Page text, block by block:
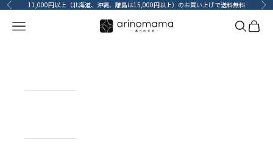
コンテンツへスキップ
前へ 11,000円以上（北海道、沖縄、離島は15,000円以上）のお買い上げで送料無料 次
メニューを開く 検索を開
カー